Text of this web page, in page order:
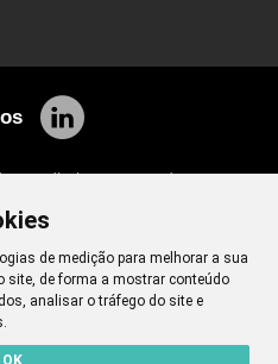
de medição para melhorar a sua
site, de forma a mostrar conteúdo
analisar o tráfego do site e
OK
os direitos reservados.